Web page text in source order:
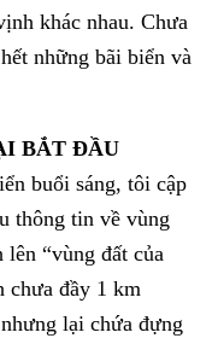
khác nhau. Chưa
những bãi biển và
BẮT ĐẦU
buổi sáng, tôi cập
thông tin về vùng
lên “vùng đất của
chưa đầy 1 km
lại chứa đựng